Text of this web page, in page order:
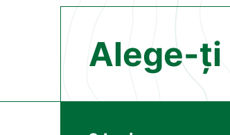
Alege-ți